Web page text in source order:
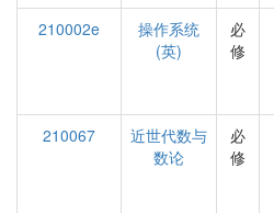
210002e
操作系统
(英)
必
修
210067
近世代数与
数论
必
修